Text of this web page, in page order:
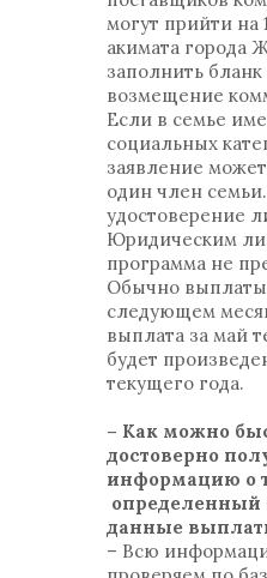
могут прийти на
акимата города
заполнить
возмещение
Если в семье
социальных
заявление
один член
удостоверение
Юридическим
программа не
Обычно выплаты
следующем
выплата за май
будет
текущего года.
– Как можно
достоверно
информацию о
определенный
данные
– Всю